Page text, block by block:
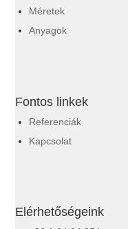
Méretek
Anyagok
Fontos linkek
Referenciák
Kapcsolat
Elérhetőségeink